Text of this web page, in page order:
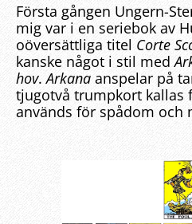
Första gången Ungern-
mig var i en seriebok av
oöversättliga titel Corte
kanske något i stil med
hov.Arkana anspelar på
tjugotvå trumpkort kallas
används för spådom och